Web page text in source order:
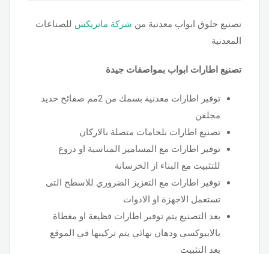
تصنيع حلوق ابواب معدنية من شركة ماتريكس للصناعات
المعدنية
تصنيع اطارات ابواب بمواصفات جيدة
توفير اطارات معدنية بسمك من 2مم صفائح حديد
مجلفن
تصنيع اطارات بلحامات متصلة بالاركان
توفير اطارات مع المسامير المناسبة او دروع
للتثبيت مع البناء از الخرسانة
توفير اطارات مع التعزيز الضروري للاسطح التى
تستعمل الاجهزة او الادوات
بعد التصنيع يتم توفير اطارات فظيعة او مغطاة
بالايبوكسي ودهان نهائي يتم تركيبها في الموقع
بعد التثبيت